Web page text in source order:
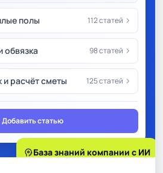
полы 112 статей chevron_right
обвязка 98 статей chevron_right
расчёт сметы 125 статей chevron_right
Добавить статью
psychologyБаза знаний компании с ИИ